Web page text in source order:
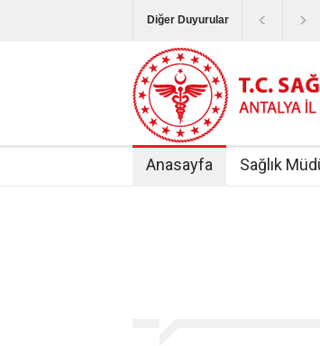
Diğer Duyurular
Bayram Tatilinde Sağlık
Terapötik Aferez Merkezleri
Yoğun Bakım Servislerinde
Anasayfa Sağlık